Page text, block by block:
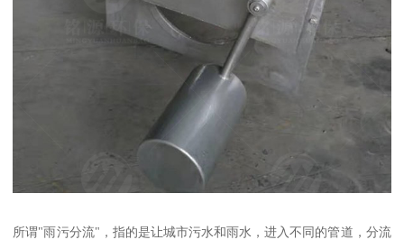
所谓"雨污分流"，指的是让城市污水和雨水，进入不同的管道，分流